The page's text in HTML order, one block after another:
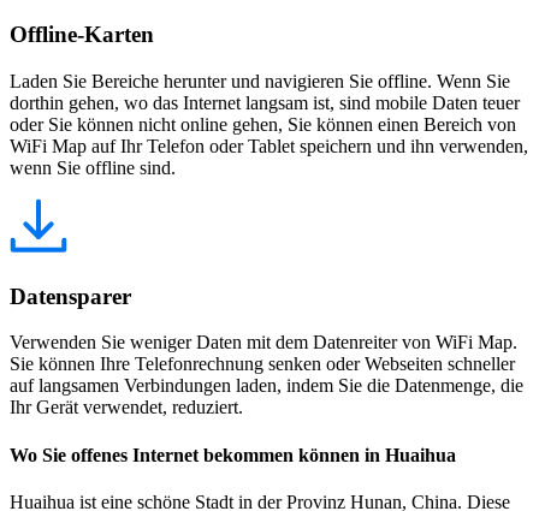
Offline-Karten
Laden Sie Bereiche herunter und navigieren Sie offline. Wenn Sie
dorthin gehen, wo das Internet langsam ist, sind mobile Daten teuer
oder Sie können nicht online gehen, Sie können einen Bereich von
WiFi Map auf Ihr Telefon oder Tablet speichern und ihn verwenden,
wenn Sie offline sind.
Datensparer
Verwenden Sie weniger Daten mit dem Datenreiter von WiFi Map.
Sie können Ihre Telefonrechnung senken oder Webseiten schneller
auf langsamen Verbindungen laden, indem Sie die Datenmenge, die
Ihr Gerät verwendet, reduziert.
Wo Sie offenes Internet bekommen können in Huaihua
Huaihua ist eine schöne Stadt in der Provinz Hunan, China. Diese